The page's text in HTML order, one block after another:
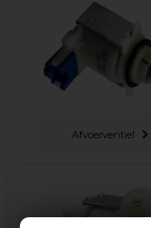
Afvoerventiel